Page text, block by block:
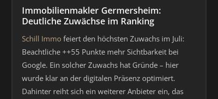
Immobilienmakler Germersheim:
Deutliche Zuwächse im Ranking
Schill Immo feiert den höchsten Zuwachs im Juli:
Beachtliche ++55 Punkte mehr Sichtbarkeit bei
Google. Ein solcher Zuwachs hat Gründe – hier
wurde klar an der digitalen Präsenz optimiert.
Dahinter reiht sich ein weiterer Anbieter ein, das